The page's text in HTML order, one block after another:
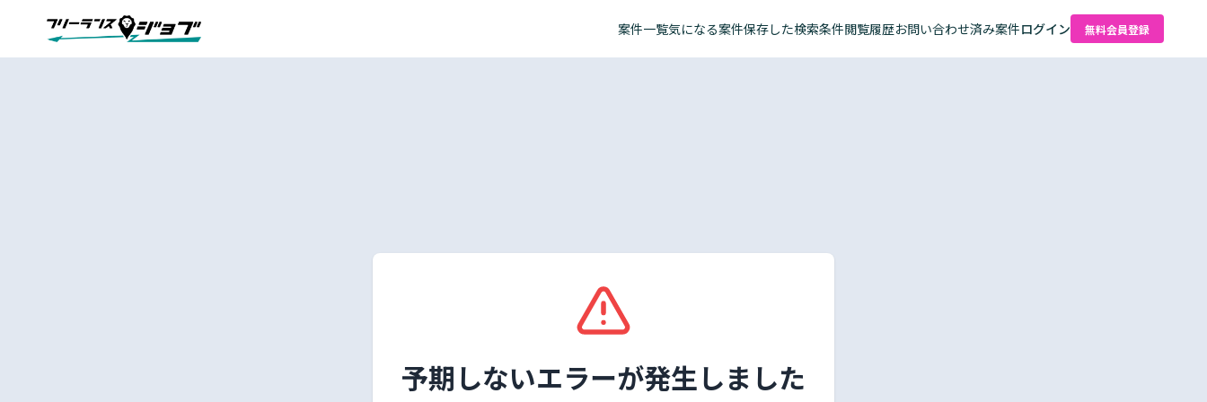
案件一覧気になる案件保存した検索条件閲覧履歴お問い合わせ済み案件ログイン 無料会員登録
予期しないエラーが発生しました